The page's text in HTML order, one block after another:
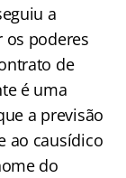
a
os poderes
de
é uma
a previsão
ao causídico
do